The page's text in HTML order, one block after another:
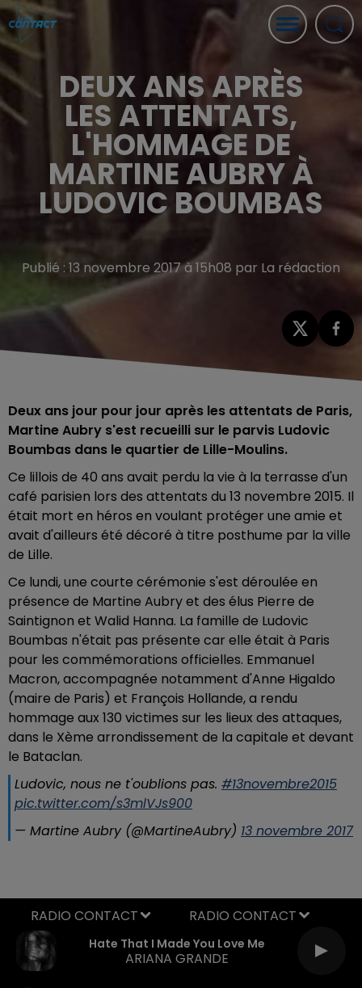
DEUX ANS APRÈS
LES ATTENTATS,
L'HOMMAGE DE
MARTINE AUBRY À
LUDOVIC BOUMBAS
Publié : 13 novembre 2017 à 15h08 par La rédaction
Deux ans jour pour jour après les attentats de Paris,
Martine Aubry s'est recueilli sur le parvis Ludovic
Boumbas dans le quartier de Lille-Moulins.
Ce lillois de 40 ans avait perdu la vie à la terrasse d'un
café parisien lors des attentats du 13 novembre 2015. Il
était mort en héros en voulant protéger une amie et
avait d'ailleurs été décoré à titre posthume par la ville
de Lille.
Ce lundi, une courte cérémonie s'est déroulée en
présence de Martine Aubry et des élus Pierre de
Saintignon et Walid Hanna. La famille de Ludovic
Boumbas n'était pas présente car elle était à Paris
pour les commémorations officielles. Emmanuel
Macron, accompagnée notamment d'Anne Higaldo
(maire de Paris) et François Hollande, a rendu
hommage aux 130 victimes sur les lieux des attaques,
dans le Xème arrondissement de la capitale et devant
le Bataclan.
Ludovic, nous ne t'oublions pas. #13novembre2015
pic.twitter.com/s3mlVJs900
— Martine Aubry (@MartineAubry) 13 novembre 2017
Hate That I Made You Love Me
ARIANA GRANDE
RADIO CONTACT